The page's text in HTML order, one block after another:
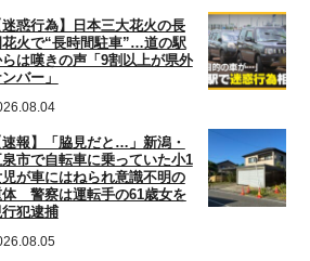
迷惑行為】日本三大花火の長
花火で“長時間駐車”…道の駅
は嘆きの声「9割以上が県外
バー」
速報】「脇見だと…」新潟・
市で自転車に乗っていた小1
が車にはねられ意識不明の
体 警察は運転手の61歳女を
犯逮捕